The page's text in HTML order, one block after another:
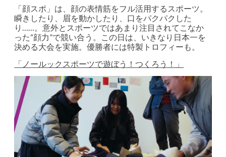
「顔スポ」は、顔の表情筋をフル活用するスポーツ。
瞬きしたり、眉を動かしたり、口をパクパクした
り……。意外とスポーツではあまり注目されてこなか
った“顔力”で競い合う。この日は、いきなり日本一を
決める大会を実施。優勝者には特製トロフィーも。
「ノールックスポーツで遊ぼう！つくろう！」